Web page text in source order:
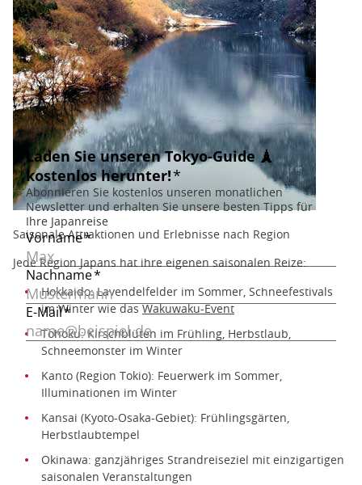
Saisonale Attraktionen und Erlebnisse nach Region
Jede Region Japans hat ihre eigenen saisonalen Reize:
Hokkaido: Lavendelfelder im Sommer, Schneefestivals
im Winter wie dasWakuwaku-Event
Tohoku: Kirschblüten im Frühling, Herbstlaub,
Schneemonster im Winter
Kanto (Region Tokio): Feuerwerk im Sommer,
Illuminationen im Winter
Kansai (Kyoto-Osaka-Gebiet): Frühlingsgärten,
Herbstlaubtempel
Okinawa: ganzjähriges Strandreiseziel mit einzigartigen
saisonalen Veranstaltungen